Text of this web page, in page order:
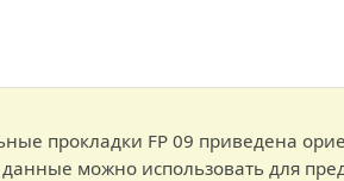
прокладки FP 09 приведена
можно использовать для